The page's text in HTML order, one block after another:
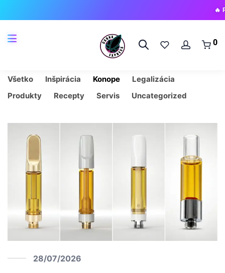
🔥
0
Všetko Inšpirácia Konope
Legalizácia
Produkty
Recepty Servis Uncategorized
28/07/2026